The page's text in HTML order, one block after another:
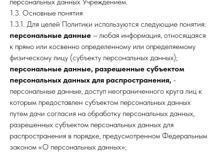
1.3. Основные понятия
1.3.1. Для целей Политики используются следующие понятия:
персональные данные – любая информация, относящаяся
к прямо или косвенно определенному или определяемому
физическому лицу (субъекту персональных данных);
персональные данные, разрешенные субъектом
персональных данных для распространения, -
персональные данные, доступ неограниченного круга лиц к
которым предоставлен субъектом персональных данных
путем дачи согласия на обработку персональных данных,
разрешенных субъектом персональных данных для
распространения в порядке, предусмотренном Федеральным
законом «О персональных данных»;